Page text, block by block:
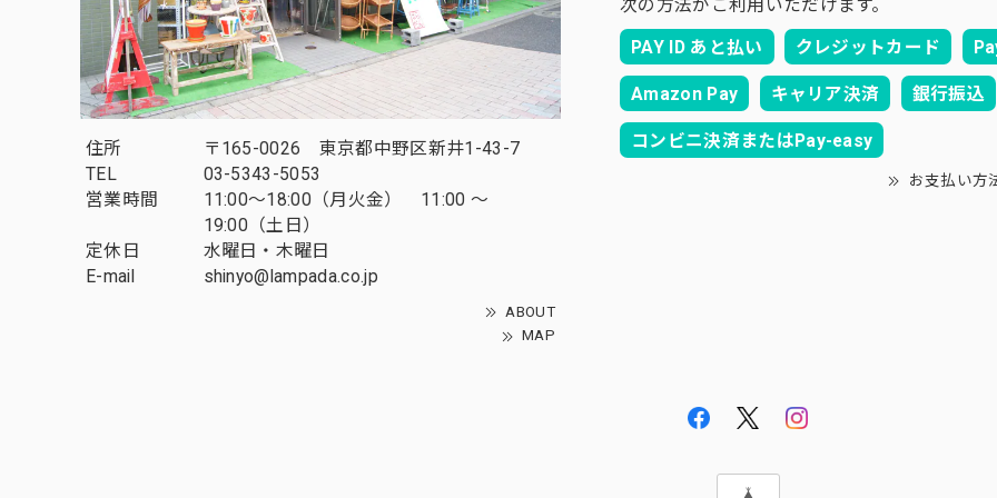
住所
〒165-0026 東京都中野区新井1-43-7
TEL
03-5343-5053
営業時間
11:00～18:00（月火金） 11:00 ～
19:00（土日）
定休日
水曜日・木曜日
E-mail
shinyo@lampada.co.jp
ABOUT
MAP
次の方法がご利用いただけます。
PAY ID あと払い
クレジットカード
Amazon Pay キャリア決済 銀行振込
コンビニ決済またはPay-easy
お支払い方